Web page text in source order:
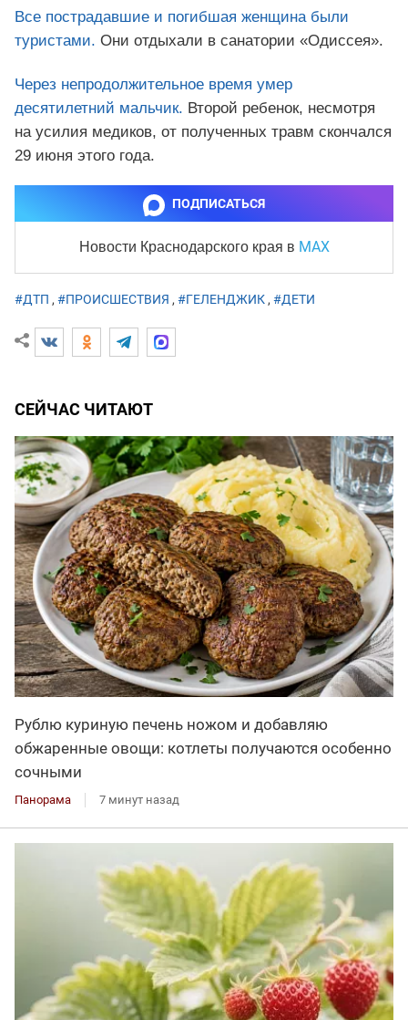
Все пострадавшие и погибшая женщина были
туристами. Они отдыхали в санатории «Одиссея».
Через непродолжительное время умер
десятилетний мальчик. Второй ребенок, несмотря
на усилия медиков, от полученных травм скончался
29 июня этого года.
ПОДПИСАТЬСЯ
Новости Краснодарского края в MAX
#ДТП , #ПРОИСШЕСТВИЯ , #ГЕЛЕНДЖИК, #ДЕТИ
СЕЙЧАС ЧИТАЮТ
Рублю куриную печень ножом и добавляю
обжаренные овощи: котлеты получаются особенно
сочными
Панорама 7 минут назад